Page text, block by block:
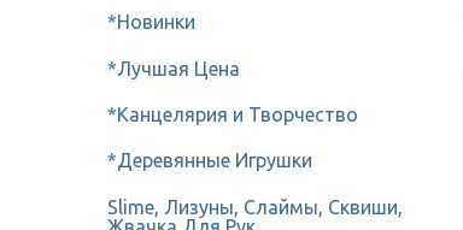
*Новинки
*Лучшая Цена
*Канцелярия и Творчество
*Деревянные Игрушки
Slime, Лизуны, Слаймы, Сквиши,